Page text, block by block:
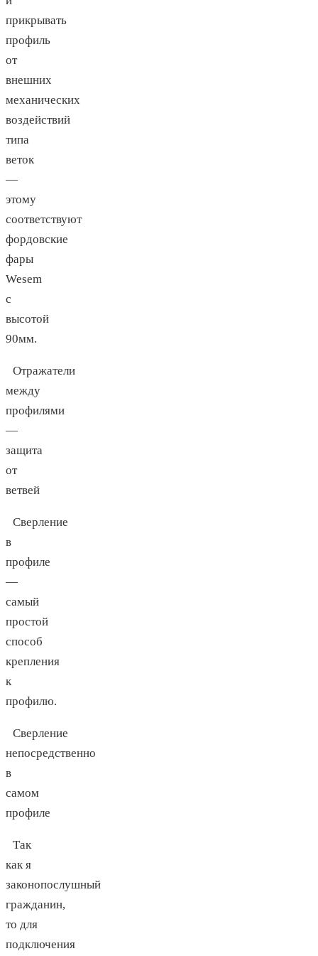
прикрывать
профиль
от
внешних
механических
воздействий
типа
веток
—
этому
соответствуют
фордовские
фары
Wesem
с
высотой
90мм.
Отражатели
между
профилями
—
защита
от
ветвей
Сверление
в
профиле
—
самый
простой
способ
крепления
к
профилю.
Сверление
непосредственно
в
самом
профиле
Так
как я
законопослушный
гражданин,
то для
подключения